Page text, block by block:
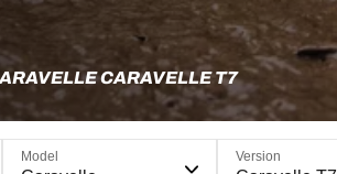
CARAVELLE T7
Model Version